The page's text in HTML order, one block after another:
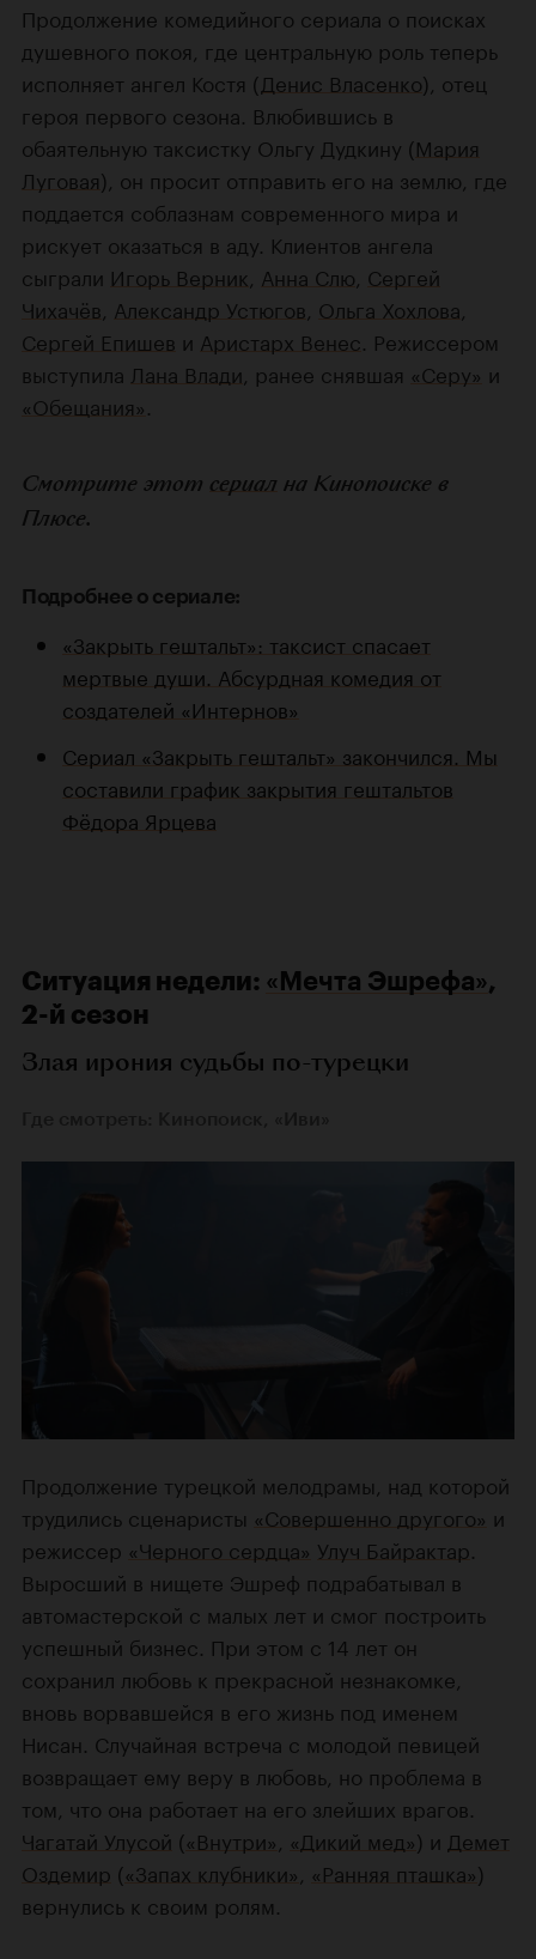
Продолжение комедийного сериала о поисках
душевного покоя, где центральную роль теперь
исполняет ангел Костя (Денис Власенко), отец
героя первого сезона. Влюбившись в
обаятельную таксистку Ольгу Дудкину (Мария
Луговая), он просит отправить его на землю, где
поддается соблазнам современного мира и
рискует оказаться в аду. Клиентов ангела
сыграли Игорь Верник Анна Слю Сергей
Чихачёв Александр Устюгов Ольга Хохлова
Сергей Епишев и Аристарх Венес . Режиссером
выступила Лана Влади , ранее снявшая «Серу» и
«Обещания»
Смотрите этот сериал на Кинопоиске в
Плюсе.
Подробнее о сериале:
«Закрыть гештальт»: таксист спасает
мертвые души. Абсурдная комедия от
создателей «Интернов»
Сериал «Закрыть гештальт» закончился. Мы
составили график закрытия гештальтов
Фёдора Ярцева
Ситуация недели: «Мечта Эшрефа»,
2-й сезон
Злая ирония судьбы по-турецки
Продолжение турецкой мелодрамы, над которой
трудились сценаристы «Совершенно другого» и
режиссер «Черного сердца» Улуч Байрактар
Выросший в нищете Эшреф подрабатывал в
автомастерской с малых лет и смог построить
успешный бизнес. При этом с 14 лет он
сохранил любовь к прекрасной незнакомке,
вновь ворвавшейся в его жизнь под именем
Нисан. Случайная встреча с молодой певицей
возвращает ему веру в любовь, но проблема в
том, что она работает на его злейших врагов.
Чагатай Улусой («Внутри» «Дикий мед») и Демет
Оздемир («Запах клубники» «Ранняя пташка»)
вернулись к своим ролям.